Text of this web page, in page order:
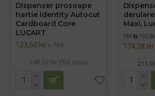
Dispenser prosoape
hartie Identity Autocut
Cardboard Core
LUCART
123,60 lei + TVA
149,56 lei TVA inclus
Maxi,
PRP 195,04
174,38 lei